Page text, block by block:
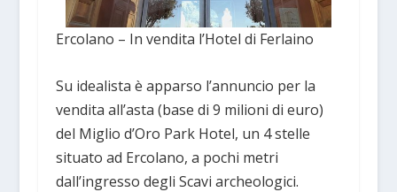
Ercolano – In vendita l’Hotel di Ferlaino
Su idealista è apparso l’annuncio per la
vendita all’asta (base di 9 milioni di euro)
del Miglio d’Oro Park Hotel, un 4 stelle
situato ad Ercolano, a pochi metri
dall’ingresso degli Scavi archeologici.